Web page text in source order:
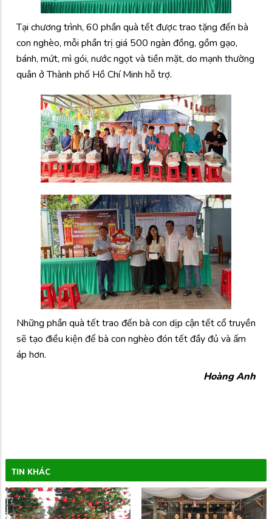
Tại chương trình, 60 phần quà tết được trao tặng đến bà
con nghèo, mỗi phần trị giá 500 ngàn đồng, gồm gạo,
bánh, mứt, mì gói, nước ngọt và tiền mặt, do mạnh thường
quân ở Thành phố Hồ Chí Minh hỗ trợ.
Những phần quà tết trao đến bà con dịp cận tết cổ truyền
sẽ tạo điều kiện để bà con nghèo đón tết đầy đủ và ấm
áp hơn.
Hoàng Anh
TIN KHÁC